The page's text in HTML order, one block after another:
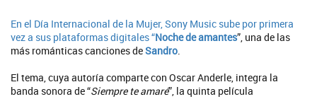
En el Día Internacional de la Mujer, Sony Music sube por primera
vez a sus plataformas digitales “Noche de amantes”, una de las
más románticas canciones deSandro
El tema, cuya autoría comparte con Oscar Anderle, integra la
banda sonora de “Siempre te amaré”, la quinta película